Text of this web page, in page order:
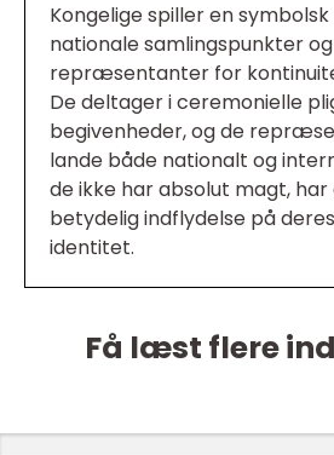
Kongelige spiller en
nationale samlingspunkter og
repræsentanter for
De deltager i ceremonielle
begivenheder, og de
lande både nationalt og
de ikke har absolut magt, har
betydelig indflydelse på
identitet.
Få læst flere